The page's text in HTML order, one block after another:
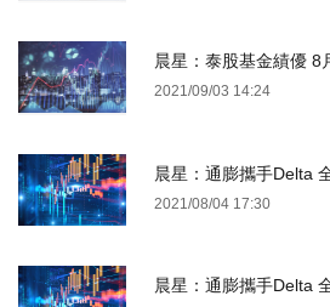
晨星：泰股基金績優 8
2021/09/03 14:24
晨星：通膨攜手Delta
2021/08/04 17:30
晨星：通膨攜手Delta